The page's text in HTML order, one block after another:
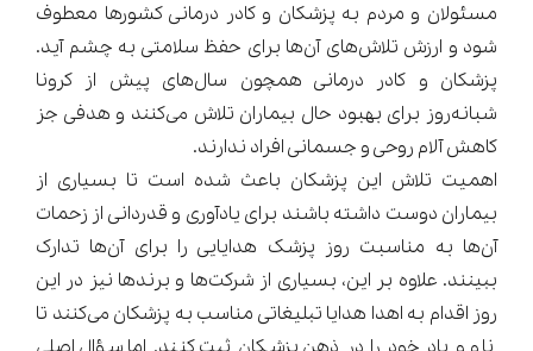
مسئولان و مردم به پزشکان و کادر درمانی کشورها معطوف
شود و ارزش تلاش‌های آن‌ها برای حفظ سلامتی به چشم آید.
پزشکان و کادر درمانی همچون سال‌های پیش از کرونا
شبانه‌روز برای بهبود حال بیماران تلاش می‌کنند و هدفی جز
کاهش آلام روحی و جسمانی افراد ندارند.
اهمیت تلاش این پزشکان باعث شده است تا بسیاری از
بیماران دوست داشته باشند برای یادآوری و قدردانی از زحمات
آن‌ها به مناسبت روز پزشک هدایایی را برای آن‌ها تدارک
ببینند. علاوه بر این، بسیاری از شرکت‌ها و برندها نیز در این
روز اقدام به اهدا هدایا تبلیغاتی مناسب به پزشکان می‌کنند تا